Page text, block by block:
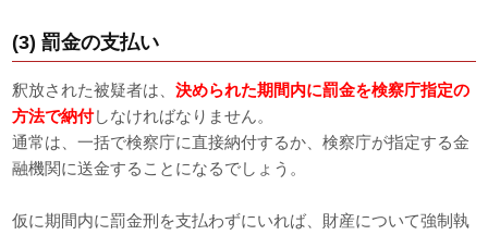
(3) 罰金の支払い
釈放された被疑者は、決められた期間内に罰金を検察庁指定の
方法で納付しなければなりません。
通常は、一括で検察庁に直接納付するか、検察庁が指定する金
融機関に送金することになるでしょう。
仮に期間内に罰金刑を支払わずにいれば、財産について強制執